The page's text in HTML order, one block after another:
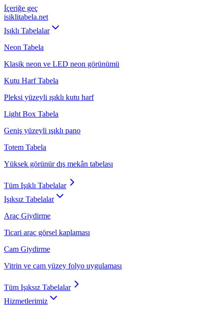
İçeriğe geç
isiklitabela.net
Işıklı Tabelalar
Neon Tabela
Klasik neon ve LED neon görünümü
Kutu Harf Tabela
Pleksi yüzeyli ışıklı kutu harf
Light Box Tabela
Geniş yüzeyli ışıklı pano
Totem Tabela
Yüksek görünür dış mekân tabelası
Tüm Işıklı Tabelalar
Işıksız Tabelalar
Araç Giydirme
Ticari araç görsel kaplaması
Cam Giydirme
Vitrin ve cam yüzey folyo uygulaması
Tüm Işıksız Tabelalar
Hizmetlerimiz